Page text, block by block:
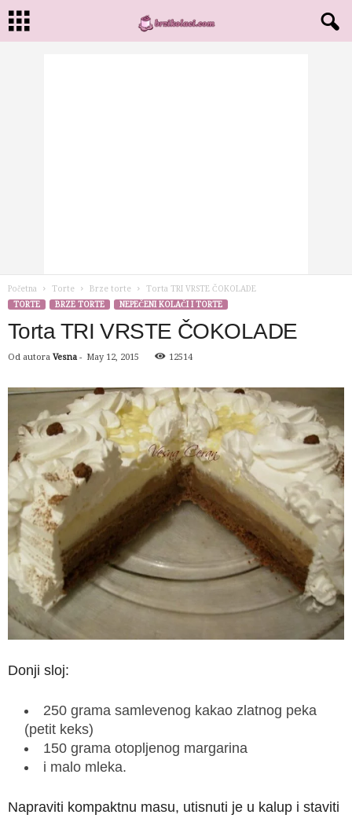
Početna Torte Brze torte
Torta TRI VRSTE ČOKOLADE
TORTE
BRZE TORTE NEPEČENI KOLAČI I TORTE
Torta TRI VRSTE ČOKOLADE
Od autora Vesna - May 12, 2015 12514
Donji sloj:
250 grama samlevenog kakao zlatnog peka
(petit keks)
150 grama otopljenog margarina
i malo mleka.
Napraviti kompaktnu masu, utisnuti je u kalup i staviti